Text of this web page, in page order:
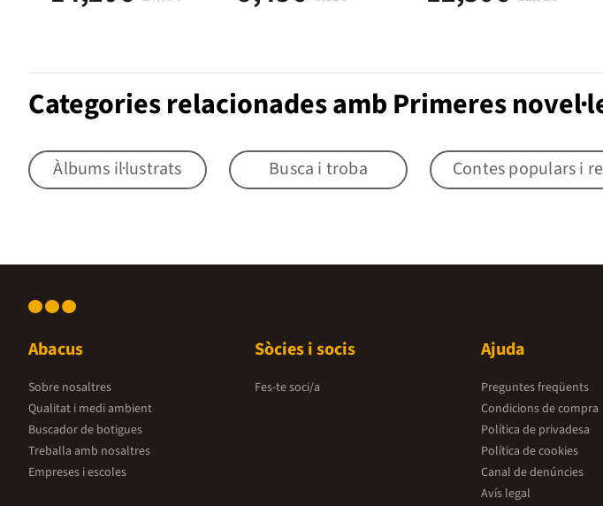
Categories relacionades amb Primeres
Àlbums il·lustrats Busca i troba Contes populars i
Abacus
Sobre nosaltres
Qualitat i medi ambient
Buscador de botigues
Treballa amb nosaltres
Empreses i escoles
Sòcies i socis
Fes-te soci/a
Ajuda
Preguntes freqüents
Condicions de compra
Política de privadesa
Política de cookies
Canal de denúncies
Avís legal